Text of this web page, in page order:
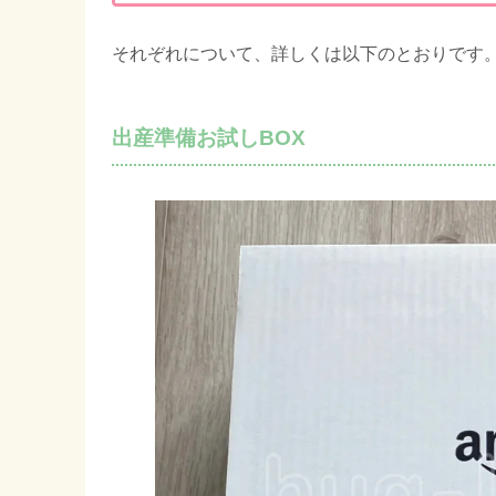
それぞれについて、詳しくは以下のとおりです
出産準備お試しBOX